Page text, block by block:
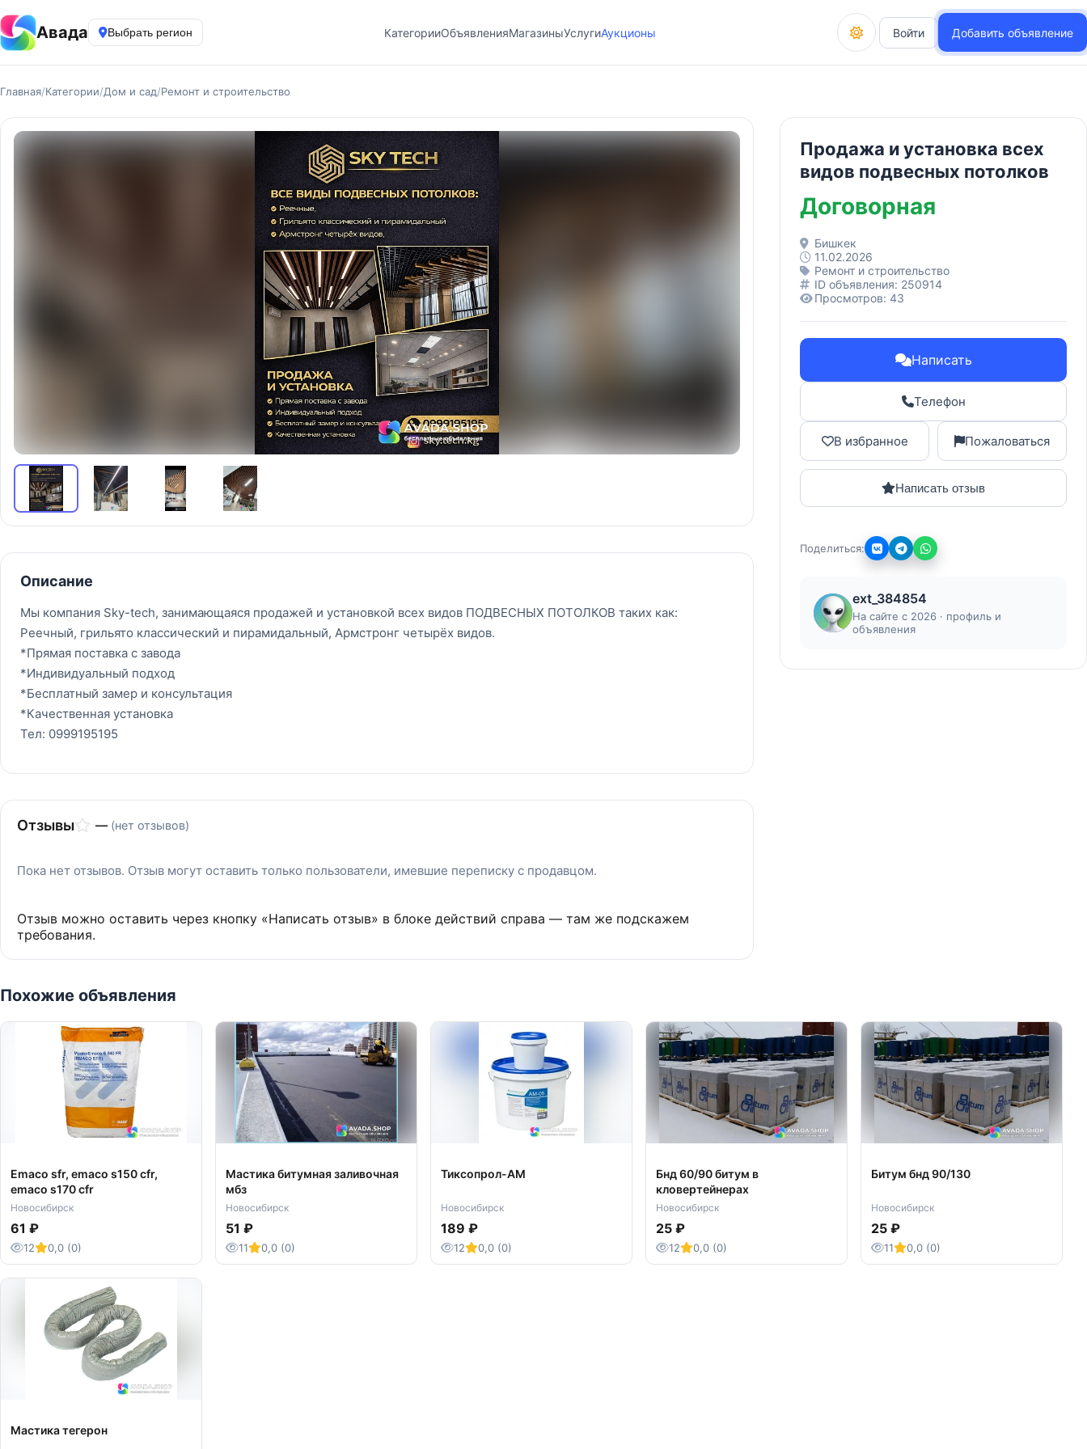
Авада Выбрать регион КатегорииОбъявленияМагазиныУслугиАукционы Войти Добавить объявление
Главная/Категории/Дом и сад/Ремонт и строительство
Договорная
Продажа и установка всех
видов подвесных потолков
Бишкек
11.02.2026
Ремонт и строительство
ID объявления: 250914
Просмотров: 43
Написать
Телефон
В избранное Пожаловаться
Написать отзыв
Поделиться:
ext_384854
На сайте с 2026 · профиль и
объявления
Описание
Мы компания Sky-tech, занимающаяся продажей и установкой всех видов ПОДВЕСНЫХ ПОТОЛКОВ таких как:
Реечный, грильято классический и пирамидальный, Армстронг четырёх видов.
*Прямая поставка с завода
*Индивидуальный подход
*Бесплатный замер и консультация
*Качественная установка
Тел: 0999195195
Отзывы — (нет отзывов)
Пока нет отзывов. Отзыв могут оставить только пользователи, имевшие переписку с продавцом.
Отзыв можно оставить через кнопку «Написать отзыв» в блоке действий справа — там же подскажем
требования.
Похожие объявления
Emaco sfr, emaco s150 cfr,
emaco s170 cfr
Новосибирск
61 ₽
12 0,0 (0)
Мастика битумная заливочная
мбз
Новосибирск
51 ₽
11 0,0 (0)
Тиксопрол-АМ
Новосибирск
189 ₽
12 0,0 (0)
Бнд 60/90 битум в
кловертейнерах
Новосибирск
25 ₽
12 0,0 (0)
Битум бнд 90/130
Новосибирск
25 ₽
11 0,0 (0)
Мастика тегерон